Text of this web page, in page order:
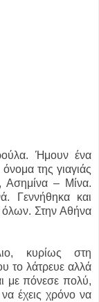
Ήμουν ένα
της γιαγιάς
Ασημίνα – Μίνα.
Γεννήθηκα και
Στην Αθήνα
κυρίως στη
το λάτρευε αλλά
με πόνεσε πολύ,
έχεις χρόνο να